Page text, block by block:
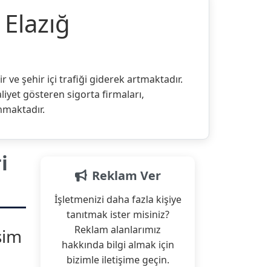
ve şehir içi trafiği giderek artmaktadır.
gösteren sigorta firmaları,
Reklam Ver
İşletmenizi daha fazla kişiye
tanıtmak ister misiniz?
Reklam alanlarımız
hakkında bilgi almak için
bizimle iletişime geçin.